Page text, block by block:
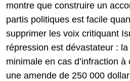
montre que construire un
partis politiques est facile
supprimer les voix critiquant
répression est dévastateur :
minimale en cas d’infraction
une amende de 250 000